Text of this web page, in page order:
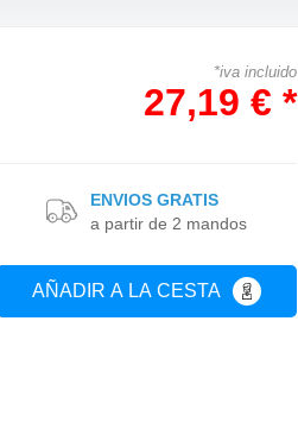
*iva incluido
27,19 € *
AÑADIR A LA CESTA
ENVIOS GRATIS
a partir de 2 mandos